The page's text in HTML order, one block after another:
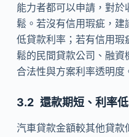
能力者都可以申請，對
鬆。若沒有信用瑕疵，
低貸款利率；若有信用瑕
鬆的民間貸款公司、融
合法性與方案利率透明度
還款期短、利率低
汽車貸款金額較其他貸款